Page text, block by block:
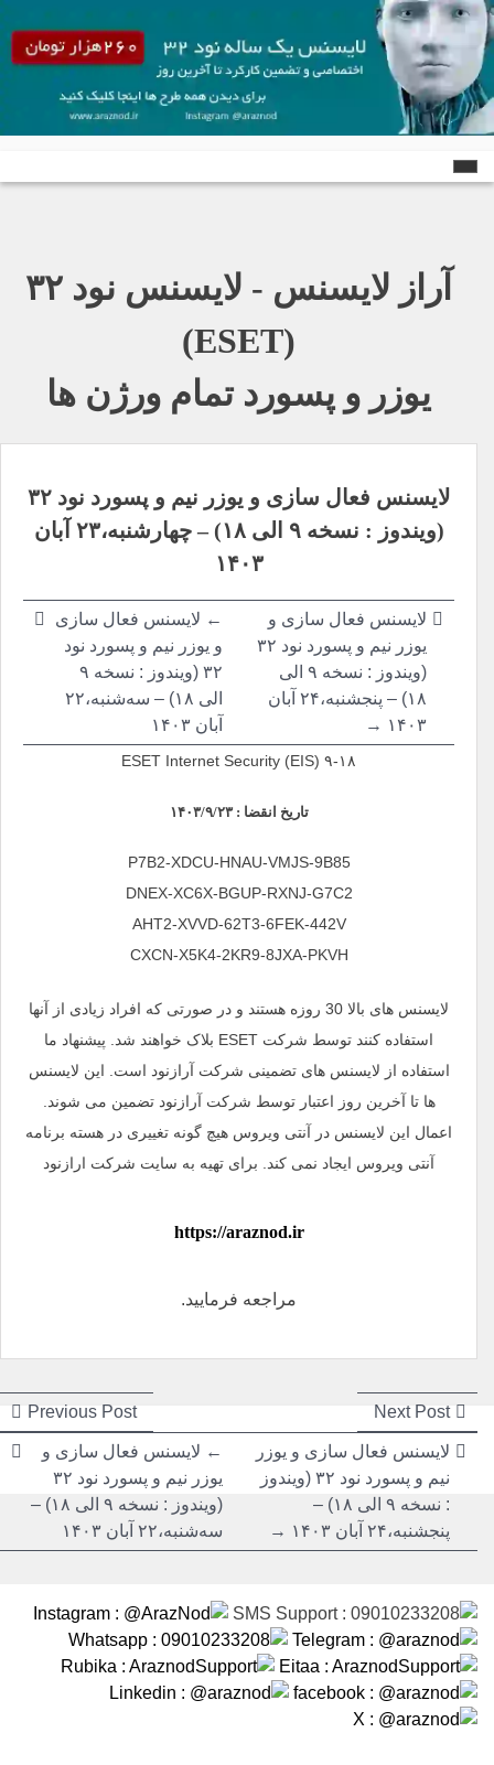
آراز لایسنس - لایسنس نود ٣٢
(ESET)
یوزر و پسورد تمام ورژن ها
لایسنس فعال سازی و یوزر نیم و پسورد نود ۳۲
(ویندوز : نسخه ۹ الی ۱۸) –
چهارشنبه،۲۳ آبان
۱۴۰۳
راهبری
نوشته
← لایسنس فعال سازی
و یوزر نیم و پسورد نود
۳۲ (ویندوز : نسخه ۹
الی ۱۸) –
سه‌شنبه،۲۲
آبان ۱۴۰۳
لایسنس فعال سازی و
یوزر نیم و پسورد نود ۳۲
(ویندوز : نسخه ۹ الی
۱۸) –
پنجشنبه،۲۴ آبان
۱۴۰۳ →
ESET Internet Security (EIS) ۹-۱۸
تاریخ انقضا : ۱۴۰۳/۹/۲۳
P7B2-XDCU-HNAU-VMJS-9B85
DNEX-XC6X-BGUP-RXNJ-G7C2
AHT2-XVVD-62T3-6FEK-442V
CXCN-X5K4-2KR9-8JXA-PKVH
لایسنس های بالا 30 روزه هستند و در صورتی که افراد زیادی از آنها
استفاده کنند توسط شرکت ESET بلاک خواهند شد. پیشنهاد ما
استفاده از لایسنس های تضمینی شرکت آرازنود است. این لایسنس
ها تا آخرین روز اعتبار توسط شرکت آرازنود تضمین می شوند.
اعمال این لایسنس در آنتی ویروس هیچ گونه تغییری در هسته برنامه
آنتی ویروس ایجاد نمی کند. برای تهیه به سایت شرکت ارازنود
https://araznod.ir
مراجعه فرمایید.
راهبری
نوشته
Previous Post Next Post
post:
راهبری
نوشته
← لایسنس فعال سازی و
یوزر نیم و پسورد نود ۳۲
(ویندوز : نسخه ۹ الی ۱۸) –
سه‌شنبه،۲۲ آبان ۱۴۰۳
لایسنس فعال سازی و یوزر
نیم و پسورد نود ۳۲ (ویندوز
: نسخه ۹ الی ۱۸) –
پنجشنبه،۲۴ آبان ۱۴۰۳ →